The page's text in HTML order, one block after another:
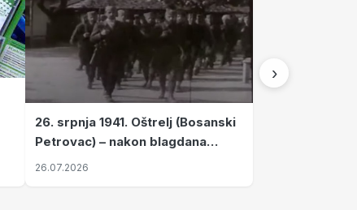
26. srpnja 1941. Oštrelj (Bosanski
Petrovac) – nakon blagdana
Svete Ane izvršen napad srpskih
26.07.2026
›